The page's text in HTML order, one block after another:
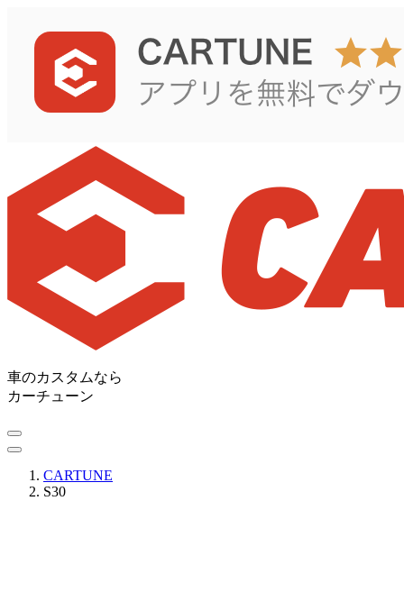
車のカスタムなら
カーチューン
CARTUNE
S30